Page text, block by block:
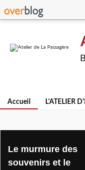
Accueil L'ATELIER
Le murmure des
souvenirs et le